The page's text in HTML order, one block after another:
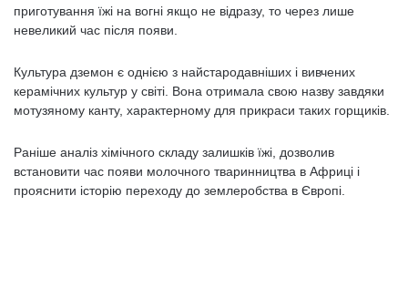
приготування їжі на вогні якщо не відразу, то через лише
невеликий час після появи.
Культура дземон є однією з найстародавніших і вивчених
керамічних культур у світі. Вона отримала свою назву завдяки
мотузяному канту, характерному для прикраси таких горщиків.
Раніше аналіз хімічного складу залишків їжі, дозволив
встановити час появи молочного тваринництва в Африці і
прояснити історію переходу до землеробства в Європі.